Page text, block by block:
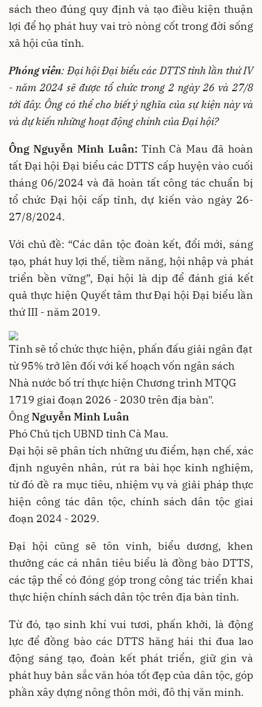
sách theo đúng quy định và tạo điều kiện thuận
lợi để họ phát huy vai trò nòng cốt trong đời sống
xã hội của tỉnh.
Phóng viên: Đại hội Đại biểu các DTTS tỉnh lần thứ IV
- năm 2024 sẽ được tổ chức trong 2 ngày 26 và 27/8
tới đây. Ông có thể cho biết ý nghĩa của sự kiện này và
và dự kiến những hoạt động chính của Đại hội?
Ông NguyễnMinh Luân:Tỉnh Cà Mau đã hoàn
tất Đại hội Đại biểu các DTTS cấp huyện vào cuối
tháng 06/2024 và đã hoàn tất công tác chuẩn bị
tổ chức Đại hội cấp tỉnh, dự kiến vào ngày 26-
27/8/2024.
Với chủ đề: “Các dân tộc đoàn kết, đổi mới, sáng
tạo, phát huy lợi thế, tiềm năng, hội nhập và phát
triển bền vững”, Đại hội là dịp để đánh giá kết
quả thực hiện Quyết tâm thư Đại hội Đại biểu lần
thứ III - năm 2019.
Tỉnh sẽ tổ chức thực hiện, phấn đấu giải ngân đạt
từ 95% trở lên đối với kế hoạch vốn ngân sách
Nhà nước bố trí thực hiện Chương trình MTQG
1719 giai đoạn 2026 - 2030 trên địa bàn".
ÔngNguyễn Minh Luân
Phó Chủ tịch UBND tỉnh Cà Mau.
Đại hội sẽ phân tích những ưu điểm, hạn chế, xác
định nguyên nhân, rút ra bài học kinh nghiệm,
từ đó đề ra mục tiêu, nhiệm vụ và giải pháp thực
hiện công tác dân tộc, chính sách dân tộc giai
đoạn 2024 - 2029.
Đại hội cũng sẽ tôn vinh, biểu dương, khen
thưởng các cá nhân tiêu biểu là đồng bào DTTS,
các tập thể có đóng góp trong công tác triển khai
thực hiện chính sách dân tộc trên địa bàn tỉnh.
Từ đó, tạo sinh khí vui tươi, phấn khởi, là động
lực để đồng bào các DTTS hăng hái thi đua lao
động sáng tạo, đoàn kết phát triển, giữ gìn và
phát huy bản sắc văn hóa tốt đẹp của dân tộc, góp
phần xây dựng nông thôn mới, đô thị văn minh.